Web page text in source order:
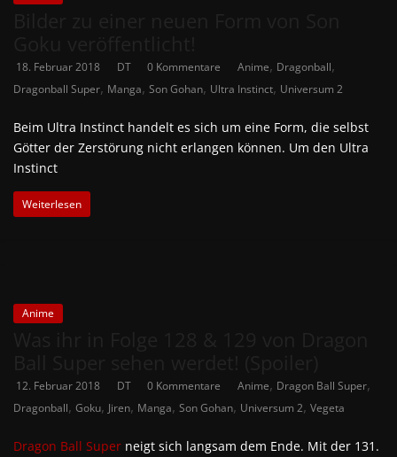
18. Februar 2018 DT 0 Kommentare Anime, Dragonball,
Dragonball Super, Manga, Son Gohan, Ultra Instinct, Universum 2
Beim Ultra Instinct handelt es sich um eine Form, die selbst
Götter der Zerstörung nicht erlangen können. Um den Ultra
Instinct
Weiterlesen
Anime
12. Februar 2018 DT 0 Kommentare Anime, Dragon Ball Super,
Dragonball, Goku, Jiren, Manga, Son Gohan, Universum 2, Vegeta
Dragon Ball Super neigt sich langsam dem Ende. Mit der 131.